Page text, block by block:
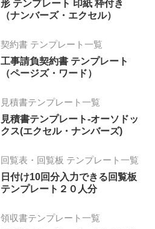
形 テンプレート 印紙 枠付き
（ナンバーズ・エクセル）
契約書 テンプレート一覧
工事請負契約書 テンプレート
（ページズ・ワード）
見積書テンプレート一覧
見積書テンプレート-オーソドッ
クス(エクセル・ナンバーズ)
回覧表・回覧板 テンプレート一覧
日付け10回分入力できる回覧板
テンプレート２０人分
領収書テンプレート一覧